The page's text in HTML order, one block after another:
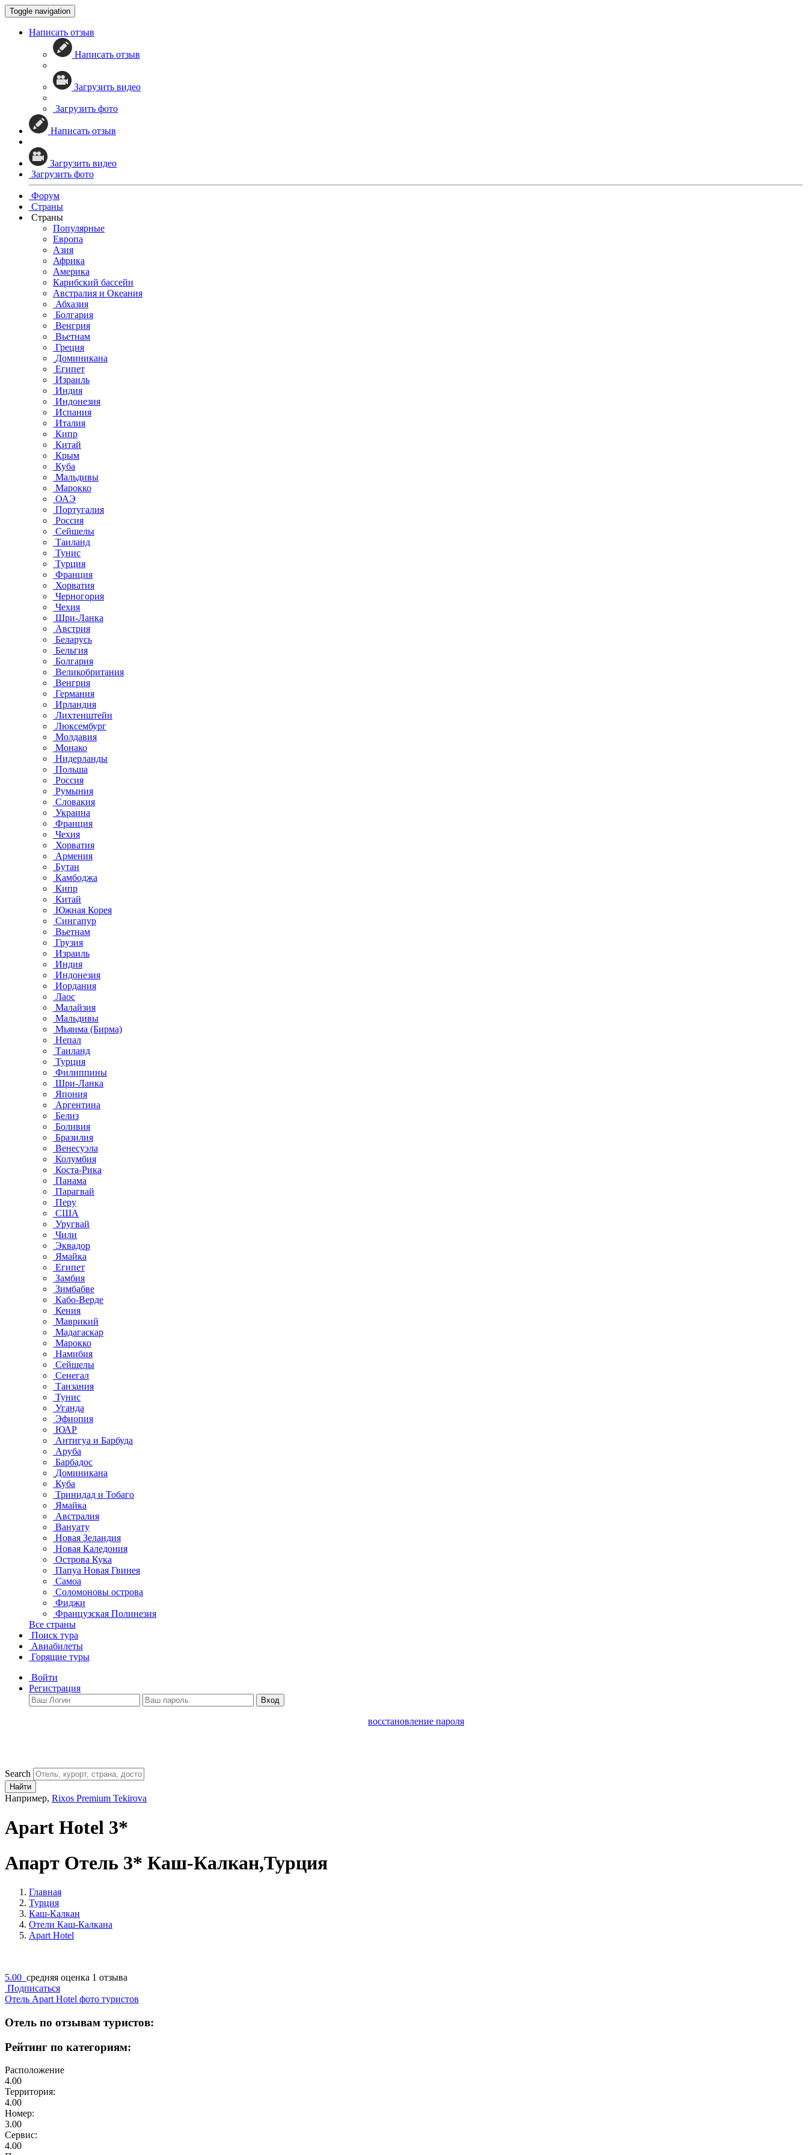
Toggle navigation
Написать отзыв
Написать отзыв
Загрузить видео
Загрузить фото
Написать отзыв
Загрузить видео
Загрузить фото
Форум
Страны
Страны
Популярные
Европа
Азия
Африка
Америка
Карибский бассейн
Австралия и Океания
Абхазия
Болгария
Венгрия
Вьетнам
Греция
Доминикана
Египет
Израиль
Индия
Индонезия
Испания
Италия
Кипр
Китай
Крым
Куба
Мальдивы
Марокко
ОАЭ
Португалия
Россия
Сейшелы
Таиланд
Тунис
Турция
Франция
Хорватия
Черногория
Чехия
Шри-Ланка
Австрия
Беларусь
Бельгия
Болгария
Великобритания
Венгрия
Германия
Ирландия
Лихтенштейн
Люксембург
Молдавия
Монако
Нидерланды
Польша
Россия
Румыния
Словакия
Украина
Франция
Чехия
Хорватия
Армения
Бутан
Камбоджа
Кипр
Китай
Южная Корея
Сингапур
Вьетнам
Грузия
Израиль
Индия
Индонезия
Иордания
Лаос
Малайзия
Мальдивы
Мьянма (Бирма)
Непал
Таиланд
Турция
Филиппины
Шри-Ланка
Япония
Аргентина
Белиз
Боливия
Бразилия
Венесуэла
Колумбия
Коста-Рика
Панама
Парагвай
Перу
США
Уругвай
Чили
Эквадор
Ямайка
Египет
Замбия
Зимбабве
Кабо-Верде
Кения
Маврикий
Мадагаскар
Марокко
Намибия
Сейшелы
Сенегал
Танзания
Тунис
Уганда
Эфиопия
ЮАР
Антигуа и Барбуда
Аруба
Барбадос
Доминикана
Куба
Тринидад и Тобаго
Ямайка
Австралия
Вануату
Новая Зеландия
Новая Каледония
Острова Кука
Папуа Новая Гвинея
Самоа
Соломоновы острова
Фиджи
Французская Полинезия
Все страны
Поиск тура
Авиабилеты
Горящие туры
Войти
Регистрация
Вход
восстановление пароля
Search
Найти
Например, Rixos Premium Tekirova
Apart Hotel 3*
Апарт Отель 3* Каш-Калкан,Турция
Главная
Турция
Каш-Калкан
Отели Каш-Калкана
Apart Hotel
5.00 средняя оценка 1 отзыва
Подписаться
Отель Apart Hotel фото туристов
Отель по отзывам туристов:
Рейтинг по категориям:
Расположение
4.00
Территория:
4.00
Номер:
3.00
Сервис:
4.00